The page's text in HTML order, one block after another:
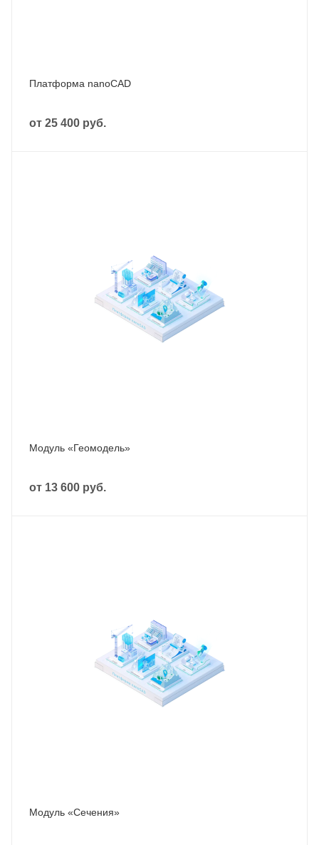
Платформа nanoCAD
от 25 400 руб.
Модуль «Геомодель»
от 13 600 руб.
Модуль «Сечения»